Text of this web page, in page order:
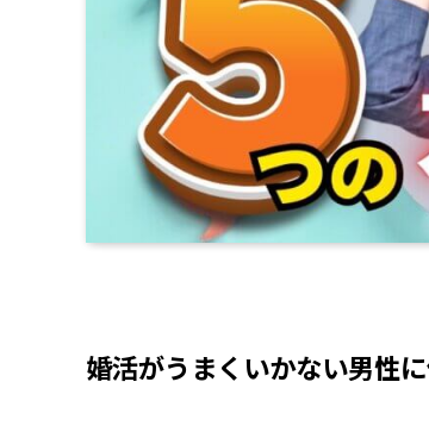
婚活がうまくいかない男性